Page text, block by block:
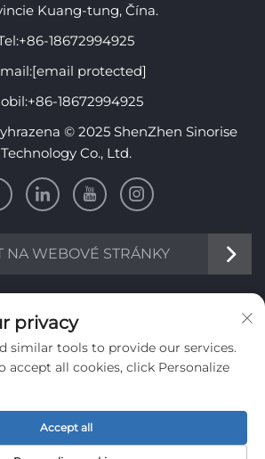
Kuang-tung, Čína.
+86-18672994925
[email protected]
+86-18672994925
© 2025 ShenZhen Sinorise
Technology Co., Ltd.
NA WEBOVÉ STRÁNKY
INFORMACE
obdrželi naši týdenní novinu
Odeslat
privacy
similar tools to provide our services.
accept all cookies, click Personalize
Accept all